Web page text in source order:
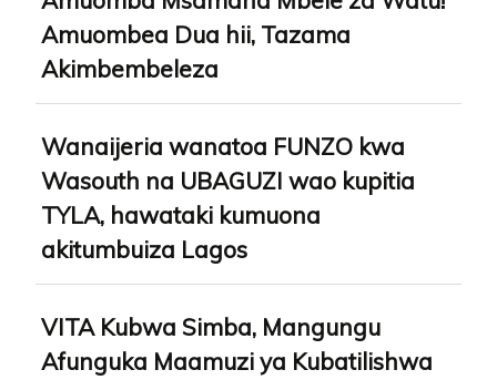
Amuombea Dua hii, Tazama
Akimbembeleza
Wanaijeria wanatoa FUNZO kwa
Wasouth na UBAGUZI wao kupitia
TYLA, hawataki kumuona
akitumbuiza Lagos
VITA Kubwa Simba, Mangungu
Afunguka Maamuzi ya Kubatilishwa